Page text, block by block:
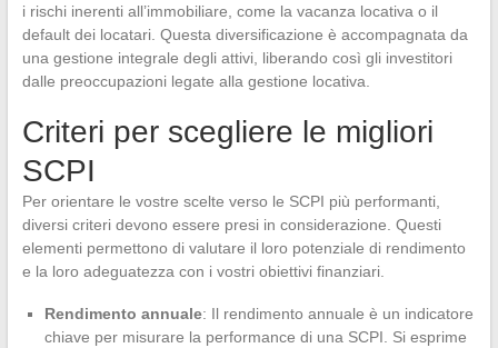
i rischi inerenti all’immobiliare, come la vacanza locativa o il
default dei locatari. Questa diversificazione è accompagnata da
una gestione integrale degli attivi, liberando così gli investitori
dalle preoccupazioni legate alla gestione locativa.
Criteri per scegliere le migliori
SCPI
Per orientare le vostre scelte verso le SCPI più performanti,
diversi criteri devono essere presi in considerazione. Questi
elementi permettono di valutare il loro potenziale di rendimento
e la loro adeguatezza con i vostri obiettivi finanziari.
Rendimento annuale: Il rendimento annuale è un indicatore
chiave per misurare la performance di una SCPI. Si esprime